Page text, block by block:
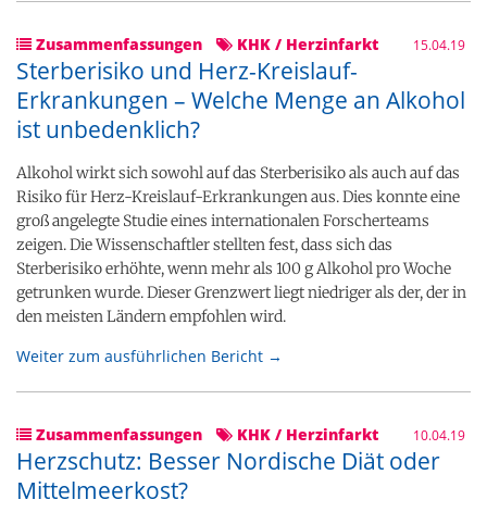
Zusammenfassungen KHK / Herzinfarkt 15.04.19
Sterberisiko und Herz-Kreislauf-
Erkrankungen – Welche Menge an Alkohol
ist unbedenklich?
Alkohol wirkt sich sowohl auf das Sterberisiko als auch auf das
Risiko für Herz-Kreislauf-Erkrankungen aus. Dies konnte eine
groß angelegte Studie eines internationalen Forscherteams
zeigen. Die Wissenschaftler stellten fest, dass sich das
Sterberisiko erhöhte, wenn mehr als 100 g Alkohol pro Woche
getrunken wurde. Dieser Grenzwert liegt niedriger als der, der in
den meisten Ländern empfohlen wird.
Weiter zum ausführlichen Bericht →
Zusammenfassungen KHK / Herzinfarkt 10.04.19
Herzschutz: Besser Nordische Diät oder
Mittelmeerkost?